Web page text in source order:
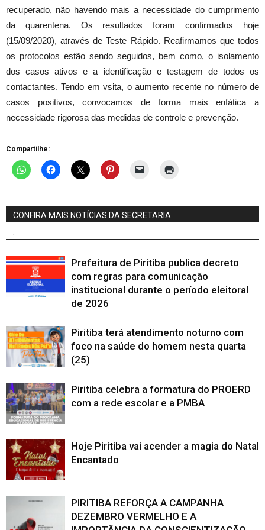
recuperado, não havendo mais a necessidade do cumprimento
da quarentena. Os resultados foram confirmados hoje
(15/09/2020), através de Teste Rápido. Reafirmamos que todos
os protocolos estão sendo seguidos, bem como, o isolamento
dos casos ativos e a identificação e testagem de todos os
contactantes. Tendo em vsita, o aumento recente no número de
casos positivos, convocamos de forma mais enfática a
necessidade rigorosa das medidas de controle e prevenção.
Compartilhe:
CONFIRA MAIS NOTÍCIAS DA SECRETARIA:
Prefeitura de Piritiba publica decreto
com regras para comunicação
institucional durante o período eleitoral
de 2026
Piritiba terá atendimento noturno com
foco na saúde do homem nesta quarta
(25)
Piritiba celebra a formatura do PROERD
com a rede escolar e a PMBA
Hoje Piritiba vai acender a magia do Natal
Encantado
PIRITIBA REFORÇA A CAMPANHA
DEZEMBRO VERMELHO E A